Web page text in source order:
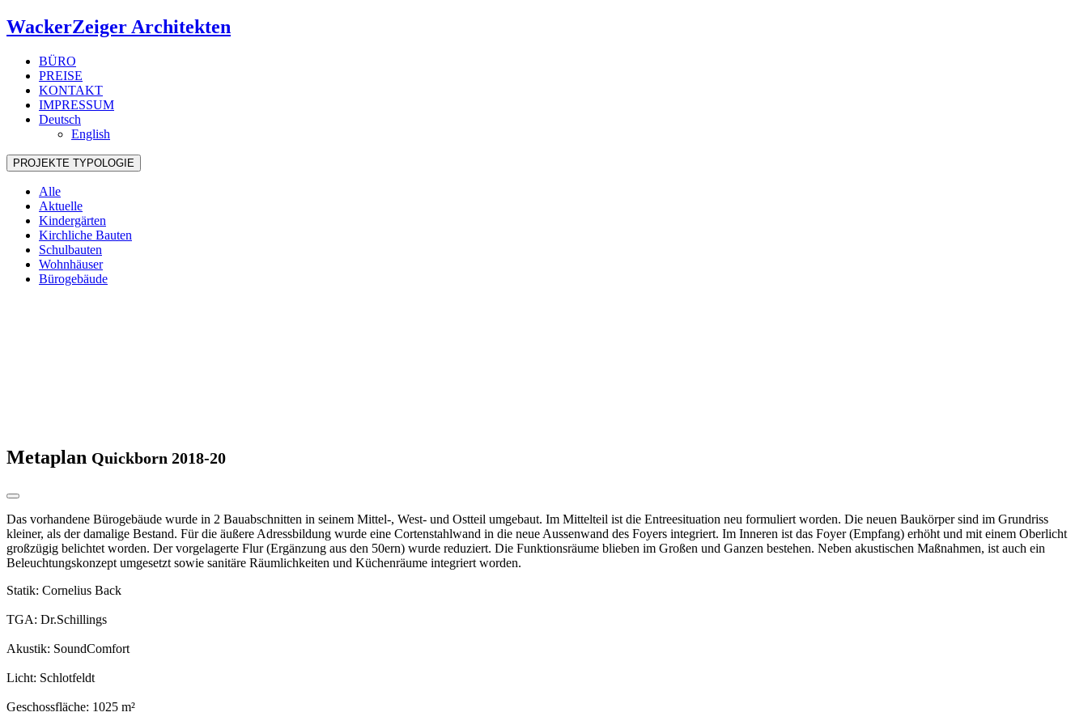
WackerZeiger Architekten
BÜRO
PREISE
KONTAKT
IMPRESSUM
Deutsch
English
PROJEKTE TYPOLOGIE
Alle
Aktuelle
Kindergärten
Kirchliche Bauten
Schulbauten
Wohnhäuser
Bürogebäude
Metaplan Quickborn 2018-20
Das vorhandene Bürogebäude wurde in 2 Bauabschnitten in seinem Mittel-, West- und Ostteil umgebaut. Im Mittelteil ist die Entreesituation neu formuliert worden. Die neuen Baukörper sind im Grundriss
kleiner, als der damalige Bestand. Für die äußere Adressbildung wurde eine Cortenstahlwand in die neue Aussenwand des Foyers integriert. Im Inneren ist das Foyer (Empfang) erhöht und mit einem Oberlicht
großzügig belichtet worden. Der vorgelagerte Flur (Ergänzung aus den 50ern) wurde reduziert. Die Funktionsräume blieben im Großen und Ganzen bestehen. Neben akustischen Maßnahmen, ist auch ein
Beleuchtungskonzept umgesetzt sowie sanitäre Räumlichkeiten und Küchenräume integriert worden.
Statik: Cornelius Back
TGA: Dr.Schillings
Akustik: SoundComfort
Licht: Schlotfeldt
Geschossfläche: 1025 m²